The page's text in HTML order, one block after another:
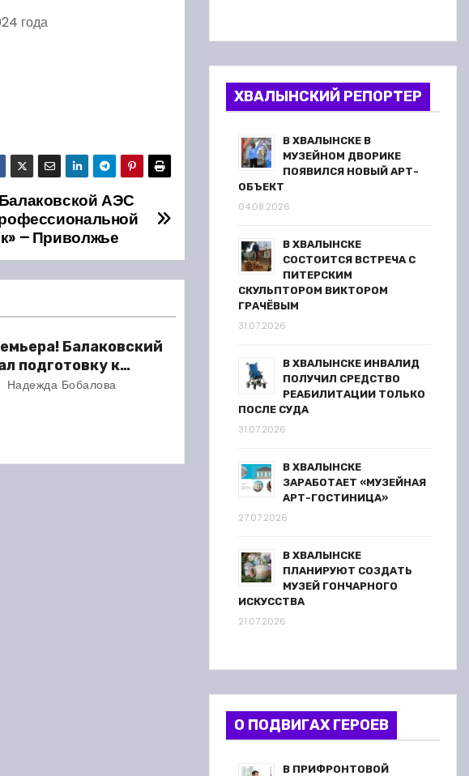
года
АЭС
– Приволжье
Балаковский
подготовку к
сезону
Надежда Бобалова
ХВАЛЫНСКИЙ РЕПОРТЕР
В ХВАЛЫНСКЕ В
МУЗЕЙНОМ ДВОРИКЕ
ПОЯВИЛСЯ НОВЫЙ АРТ-
ОБЪЕКТ
04.08.2026
В ХВАЛЫНСКЕ
СОСТОИТСЯ ВСТРЕЧА С
ПИТЕРСКИМ
СКУЛЬПТОРОМ ВИКТОРОМ
ГРАЧЁВЫМ
31.07.2026
В ХВАЛЫНСКЕ ИНВАЛИД
ПОЛУЧИЛ СРЕДСТВО
РЕАБИЛИТАЦИИ ТОЛЬКО
ПОСЛЕ СУДА
31.07.2026
В ХВАЛЫНСКЕ
ЗАРАБОТАЕТ «МУЗЕЙНАЯ
АРТ-ГОСТИНИЦА»
27.07.2026
В ХВАЛЫНСКЕ
ПЛАНИРУЮТ СОЗДАТЬ
МУЗЕЙ ГОНЧАРНОГО
ИСКУССТВА
21.07.2026
О ПОДВИГАХ ГЕРОЕВ
В ПРИФРОНТОВОЙ